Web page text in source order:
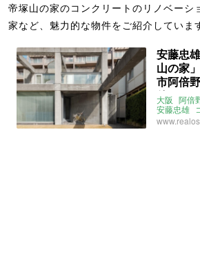
帝塚山の家のコンクリートのリノベーシ
家など、魅力的な物件をご紹介していま
安藤忠
山の家
市阿倍
件)
大阪 阿倍
安藤忠雄
売買